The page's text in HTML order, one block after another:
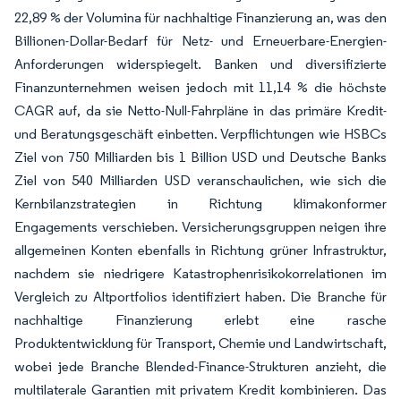
22,89 % der Volumina für nachhaltige Finanzierung an, was den
Billionen-Dollar-Bedarf für Netz- und Erneuerbare-Energien-
Anforderungen widerspiegelt. Banken und diversifizierte
Finanzunternehmen weisen jedoch mit 11,14 % die höchste
CAGR auf, da sie Netto-Null-Fahrpläne in das primäre Kredit-
und Beratungsgeschäft einbetten. Verpflichtungen wie HSBCs
Ziel von 750 Milliarden bis 1 Billion USD und Deutsche Banks
Ziel von 540 Milliarden USD veranschaulichen, wie sich die
Kernbilanzstrategien in Richtung klimakonformer
Engagements verschieben. Versicherungsgruppen neigen ihre
allgemeinen Konten ebenfalls in Richtung grüner Infrastruktur,
nachdem sie niedrigere Katastrophenrisikokorrelationen im
Vergleich zu Altportfolios identifiziert haben. Die Branche für
nachhaltige Finanzierung erlebt eine rasche
Produktentwicklung für Transport, Chemie und Landwirtschaft,
wobei jede Branche Blended-Finance-Strukturen anzieht, die
multilaterale Garantien mit privatem Kredit kombinieren. Das